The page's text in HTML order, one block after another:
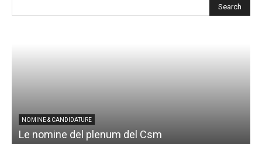
NOMINE & CANDIDATURE
Le nomine del plenum del Csm